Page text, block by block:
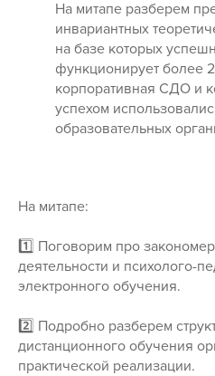
На митапе разберем
инвариантных
на базе которых
функционирует более
корпоративная СДО и
успехом
образовательных
На митапе:
1️⃣ Поговорим про
деятельности и психолого-
электронного обучения.
2️⃣ Подробно разберем
дистанционного обучения
практической реализации.